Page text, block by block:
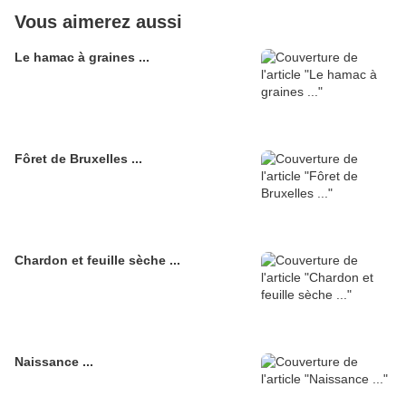
Vous aimerez aussi
Le hamac à graines ...
Fôret de Bruxelles ...
Chardon et feuille sèche ...
Naissance ...